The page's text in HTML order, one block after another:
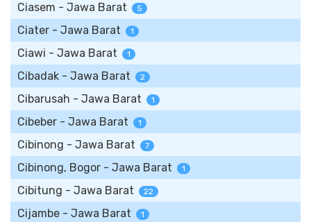
Ciasem - Jawa Barat 5
Ciater - Jawa Barat 1
Ciawi - Jawa Barat 1
Cibadak - Jawa Barat 2
Cibarusah - Jawa Barat 1
Cibeber - Jawa Barat 1
Cibinong - Jawa Barat 7
Cibinong, Bogor - Jawa Barat 1
Cibitung - Jawa Barat 22
Cijambe - Jawa Barat 1